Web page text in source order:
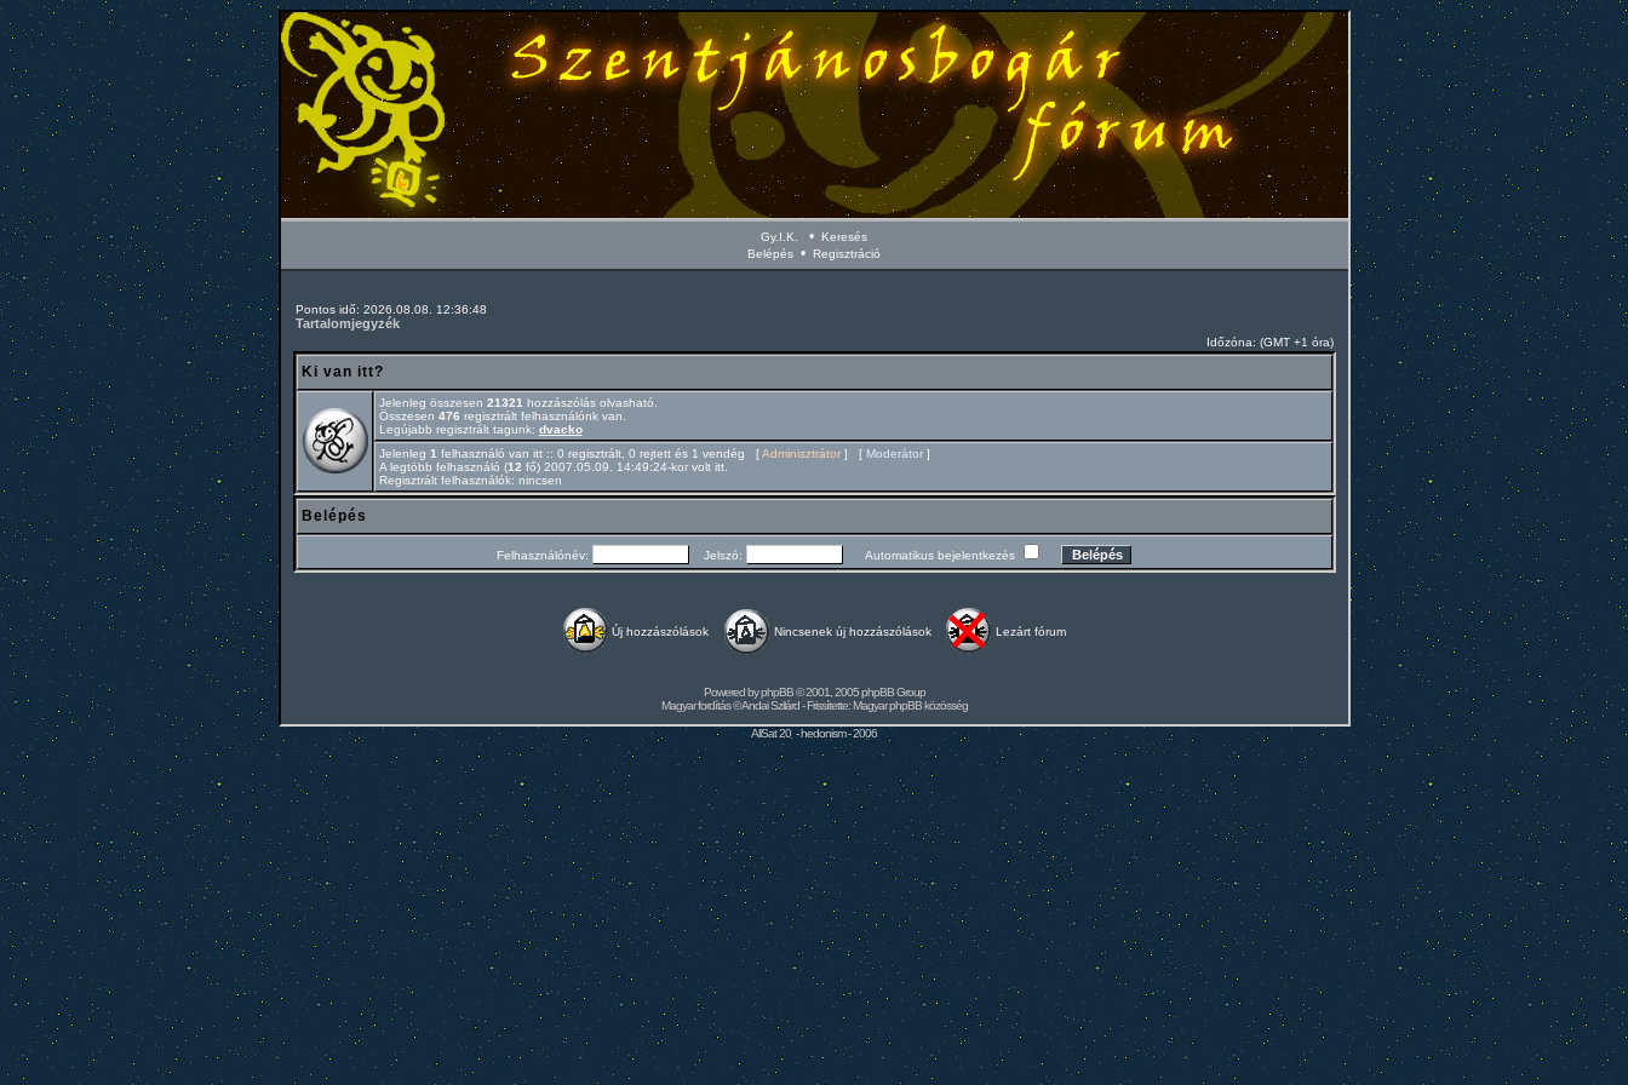
Gy.I.K. •
Keresés
Belépés • Regisztráció
Pontos idő: 2026.08.08. 12:36:48
Tartalomjegyzék
Időzóna: (GMT +1 óra)
Ki van itt?
Jelenleg összesen 21321 hozzászólás olvasható.
Összesen 476 regisztrált felhasználónk van.
Legújabb regisztrált tagunk: dvacko
Jelenleg 1 felhasználó van itt :: 0 regisztrált, 0 rejtett és 1 vendég [Adminisztrátor] [ Moderátor]
A legtöbb felhasználó (12 fő) 2007.05.09. 14:49:24-kor volt itt.
Regisztrált felhasználók: nincsen
Belépés
Felhasználónév: Jelszó: Automatikus bejelentkezés
Új hozzászólások Nincsenek új hozzászólások Lezárt fórum
Powered byphpBB© 2001, 2005 phpBB Group
Magyar fordítás ©Andai Szilárd- Frissítette:Magyar phpBB közösség
AllSat 20 -hedonism- 2006